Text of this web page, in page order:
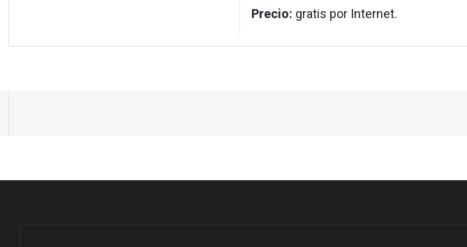
Precio: gratis por Internet.